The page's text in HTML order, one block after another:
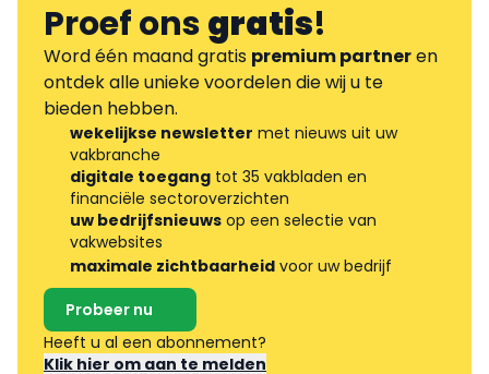
Proef onsgratis!
Word één maand gratis premium partneren
ontdek alle unieke voordelen die wij u te
bieden hebben.
wekelijkse newsletter met nieuws uit uw
vakbranche
digitale toegang tot 35 vakbladen en
financiële sectoroverzichten
uw bedrijfsnieuws op een selectie van
vakwebsites
maximale zichtbaarheid voor uw bedrijf
Probeer nu
Heeft u al een abonnement?
Klik hier om aan te melden